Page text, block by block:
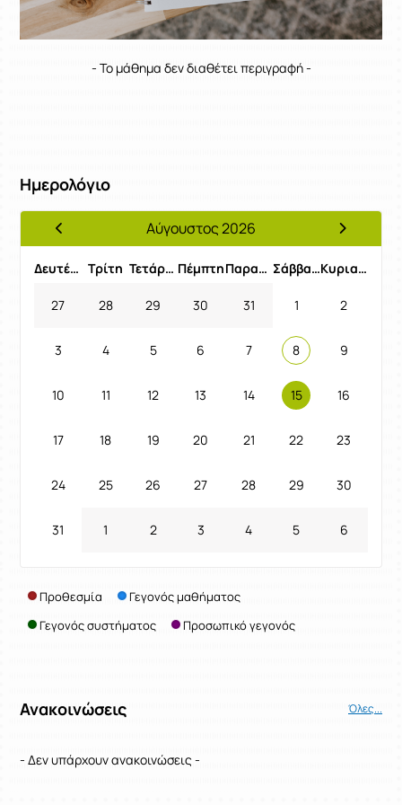
- Το μάθημα δεν διαθέτει περιγραφή -
Ημερολόγιο
Προηγούμενος ΜήναςΑύγουστος 2026
Επόμενος
Δευτέρα Τρίτη Τετάρτη Πέμπτη Παρασκευή Σάββατο Κυριακή
27 28 29 30 31 1 2
3 4 5 6 7 8 9
10 11 12 13 14 15 16
17 18 19 20 21 22 23
24 25 26 27 28 29 30
31 1 2 3 4 5 6
Προθεσμία
Γεγονός μαθήματος
Γεγονός συστήματος
Προσωπικό γεγονός
Ανακοινώσεις Όλες...
- Δεν υπάρχουν ανακοινώσεις -